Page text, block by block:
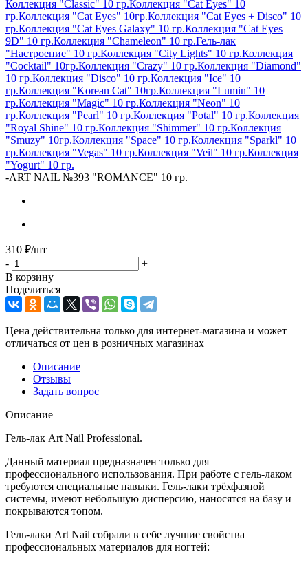
Коллекция "Classic" 10 гр.Коллекция "Cat Eyes" 10
гр.Коллекция "Cat Eyes" 10гр.Коллекция "Cat Eyes + Disco" 10
гр.Коллекция "Cat Eyes Galaxy" 10 гр.Коллекция "Cat Eyes
9D" 10 гр.Коллекция "Chameleon" 10 гр.Гель-лак
"Настроение" 10 гр.Коллекция "City Lights" 10 гр.Коллекция
"Cocktail" 10гр.Коллекция "Crazy" 10 гр.Коллекция "Diamond"
10 гр.Коллекция "Disco" 10 гр.Коллекция "Ice" 10
гр.Коллекция "Korean Cat" 10гр.Коллекция "Lumin" 10
гр.Коллекция "Magic" 10 гр.Коллекция "Neon" 10
гр.Коллекция "Pearl" 10 гр.Коллекция "Potal" 10 гр.Коллекция
"Royal Shine" 10 гр.Коллекция "Shimmer" 10 гр.Коллекция
"Smuzy" 10гр.Коллекция "Space" 10 гр.Коллекция "Sparkl" 10
гр.Коллекция "Vegas" 10 гр.Коллекция "Veil" 10 гр.Коллекция
"Yogurt" 10 гр.
-ART NAIL №393 "ROMANCE" 10 гр.
310 ₽/шт
-
+
В корзину
Поделиться
Цена действительна только для интернет-магазина и может
отличаться от цен в розничных магазинах
Описание
Отзывы
Задать вопрос
Описание
Гель-лак Art Nail Professional.
Данный материал предназначен только для
профессионального использования. При работе с гель-лаком
требуются специальные навыки. Гель-лаки трёхфазной
системы, имеют небольшую дисперсию, наносятся на базу и
покрываются топом.
Гель-лаки Art Nail собрали в себе лучшие свойства
профессиональных материалов для ногтей: